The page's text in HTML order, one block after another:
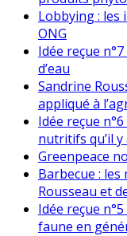
Lobbying : les
ONG
Idée reçue
d’eau
Sandrine
appliqué à
Idée reçue
nutritifs qu’il
Greenpeace
Barbecue : les
Rousseau et
Idée reçue
faune en